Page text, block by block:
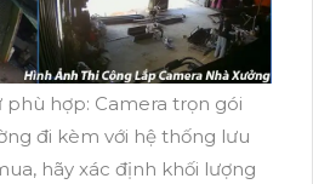
hợp: Camera trọn gói
đi kèm với hệ thống lưu
hãy xác định khối lượng